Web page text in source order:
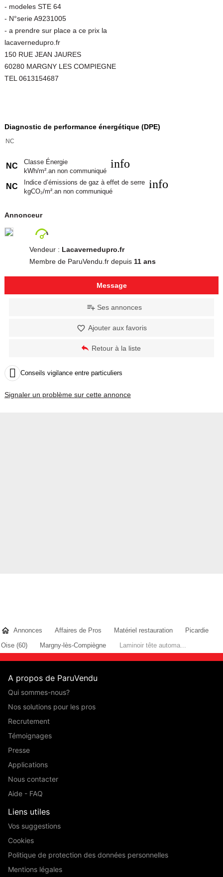
- modeles STE 64
- N°serie A9231005
- a prendre sur place a ce prix la
lacavernedupro.fr
150 RUE JEAN JAURES
60280 MARGNY LES COMPIEGNE
TEL 0613154687
Diagnostic de performance énergétique (DPE)
NC
NC
Classe Énergie
kWh/m².an non communiqué
info
NC
Indice d’émissions de gaz à effet de serre
kgCO₂/m².an non communiqué
info
Annonceur
Vendeur : Lacavernedupro.fr
Membre de ParuVendu.fr depuis 11 ans
Message
Ses annonces
Ajouter aux favoris
Retour à la liste
 Conseils vigilance entre particuliers
Signaler un problème sur cette annonce
Annonces Affaires de Pros Matériel restauration
Picardie
Oise (60)
Margny-lès-Compiègne Laminoir tête automa...
A propos de ParuVendu
Qui sommes-nous?
Nos solutions pour les pros
Recrutement
Témoignages
Presse
Applications
Nous contacter
Aide - FAQ
Liens utiles
Vos suggestions
Cookies
Politique de protection des données personnelles
Mentions légales